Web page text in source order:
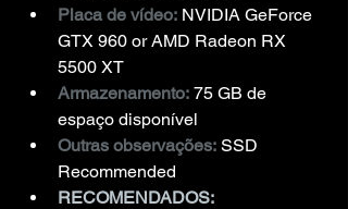
Placa de vídeo: NVIDIA GeForce
GTX 960 or AMD Radeon RX
5500 XT
Armazenamento: 75 GB de
espaço disponível
Outras observações: SSD
Recommended
RECOMENDADOS: